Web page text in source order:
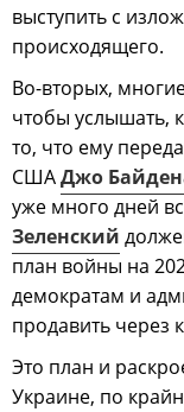
выступить с
происходящего.
Во-вторых,
чтобы услышать,
то, что ему
СШАДжо
уже много дней
Зеленский
план войны на
демократам и
продавить через
Это план и
Украине, по